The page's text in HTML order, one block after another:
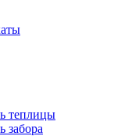
теплицы
забора